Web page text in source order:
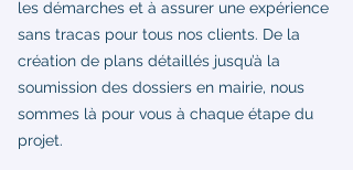
les démarches et à assurer une expérience
sans tracas pour tous nos clients. De la
création de plans détaillés jusqu’à la
soumission des dossiers en mairie, nous
sommes là pour vous à chaque étape du
projet.